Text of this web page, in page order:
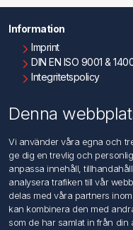
Information
Imprint
DIN EN ISO 9001 &
Integritetspolicy
Kontakta oss
Kundtjänst
Sök
Mitt konto
Denna
Vi använder våra egna och
ge dig en trevlig och
anpassa innehåll,
analysera trafiken till vår
delas med våra partners
kan kombinera den med
som de har samlat in från din